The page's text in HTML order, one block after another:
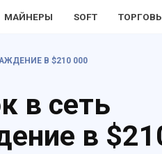
МАЙНЕРЫ SOFT
В $210 000
в сеть
в